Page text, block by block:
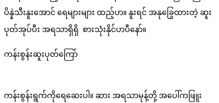
ပိန္နဲသီးနူးအောင် ရေများများ ထည့်ပာ။ နူးရင် အနု‌ခြွေထားတဲ့ ဆူး
ပုတ်အုပ်ပီး အရသာရှိရှိ စားသုံးနိုင်ပာပီနော်။
ကန်းစွန်းဆူးပုတ်ကြော်
ကန်းစွန်းရွက်ကိုရေဆေးပါ။ ဆား အရသာမုန့်တို့ အပေါ်ကဖြူး